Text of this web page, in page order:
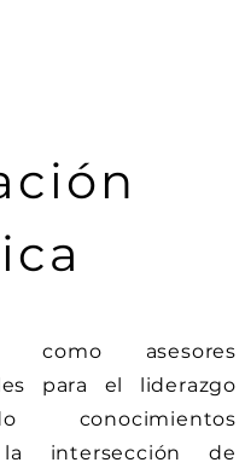
como asesores
para el liderazgo
conocimientos
intersección de